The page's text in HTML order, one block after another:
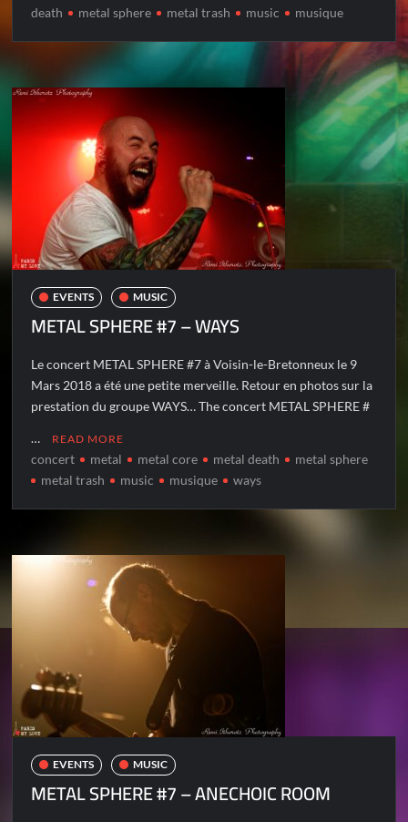
death
metal sphere metal trash music musique
EVENTS MUSIC
METAL SPHERE #7 – WAYS
Le concert METAL SPHERE #7 à Voisin-le-Bretonneux le 9
Mars 2018 a été une petite merveille. Retour en photos sur la
prestation du groupe WAYS… The concert METAL SPHERE #
… READ MORE
concert metal metal core metal death
metal sphere
metal trash
music musique ways
EVENTS MUSIC
METAL SPHERE #7 – ANECHOIC ROOM